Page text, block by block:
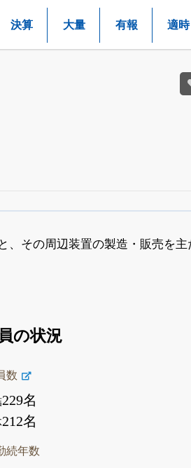
決算 大量 有報 適時
、その周辺装置の製造・販売を主
の状況
数
229名
212名
続年数